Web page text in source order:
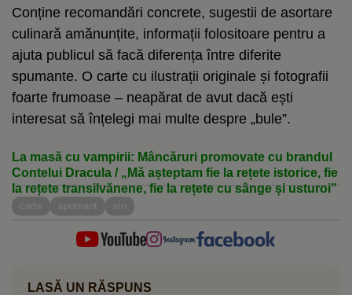
Conține recomandări concrete, sugestii de asortare
culinară amănunțite, informații folositoare pentru a
ajuta publicul să facă diferența între diferite
spumante. O carte cu ilustrații originale și fotografii
foarte frumoase – neapărat de avut dacă ești
interesat să înțelegi mai multe despre „bule”.
La masă cu vampirii: Mâncăruri promovate cu brandul
Contelui Dracula / „Mă așteptam fie la rețete istorice, fie
la rețete transilvănene, fie la rețete cu sânge și usturoi”
carte spumant vin
LASĂ UN RĂSPUNS